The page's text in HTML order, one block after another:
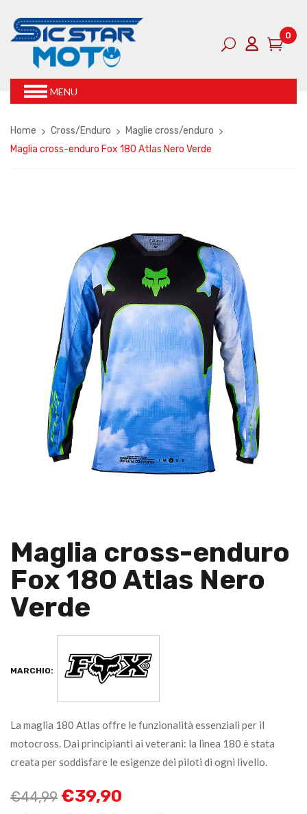
0
MENU
Home Cross/Enduro
Maglie cross/enduro
Maglia cross-enduro Fox 180 Atlas Nero Verde
Maglia cross-enduro
Fox 180 Atlas Nero
Verde
MARCHIO:
La maglia 180 Atlas offre le funzionalità essenziali per il
motocross. Dai principianti ai veterani: la linea 180 è stata
creata per soddisfare le esigenze dei piloti di ogni livello.
€44,99 €39,90